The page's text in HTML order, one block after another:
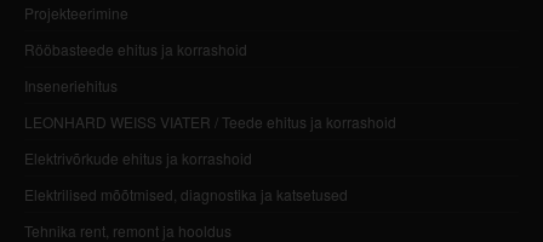
Projekteerimine
Rööbasteede ehitus ja korrashoid
Inseneriehitus
LEONHARD WEISS VIATER / Teede ehitus ja korrashoid
Elektrivõrkude ehitus ja korrashoid
Elektrilised mõõtmised, diagnostika ja katsetused
Tehnika rent, remont ja hooldus